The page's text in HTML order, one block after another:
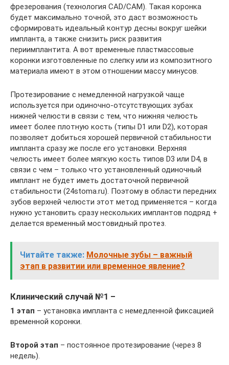
фрезерования (технология CAD/CAM). Такая коронка
будет максимально точной, это даст возможность
сформировать идеальный контур десны вокруг шейки
импланта, а также снизить риск развития
периимплантита. А вот временные пластмассовые
коронки изготовленные по слепку или из композитного
материала имеют в этом отношении массу минусов.
Протезирование с немедленной нагрузкой чаще
используется при одиночно-отсутствующих зубах
нижней челюсти в связи с тем, что нижняя челюсть
имеет более плотную кость (типы D1 или D2), которая
позволяет добиться хорошей первичной стабильности
импланта сразу же после его установки. Верхняя
челюсть имеет более мягкую кость типов D3 или D4, в
связи с чем – только что установленный одиночный
имплант не будет иметь достаточной первичной
стабильности (24stoma.ru). Поэтому в области передних
зубов верхней челюсти этот метод применяется – когда
нужно установить сразу нескольких имплантов подряд +
делается временный мостовидный протез.
Читайте также: Молочные зубы – важный
этап в развитии или временное явление?
Клинический случай №1 –
1 этап – установка импланта с немедленной фиксацией
временной коронки.
Второй этап – постоянное протезирование (через 8
недель).